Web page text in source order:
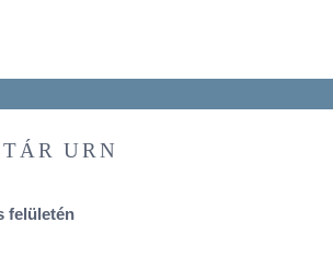
URN
felületén